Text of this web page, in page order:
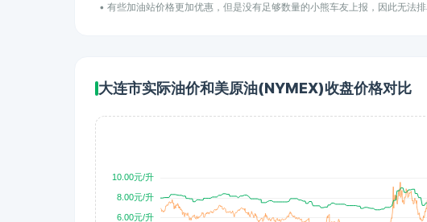
• 有些加油站价格更加优惠，但是没有足够数量的小熊车友上报，因此无法排
大连市实际油价和美原油(NYMEX)收盘价格对比